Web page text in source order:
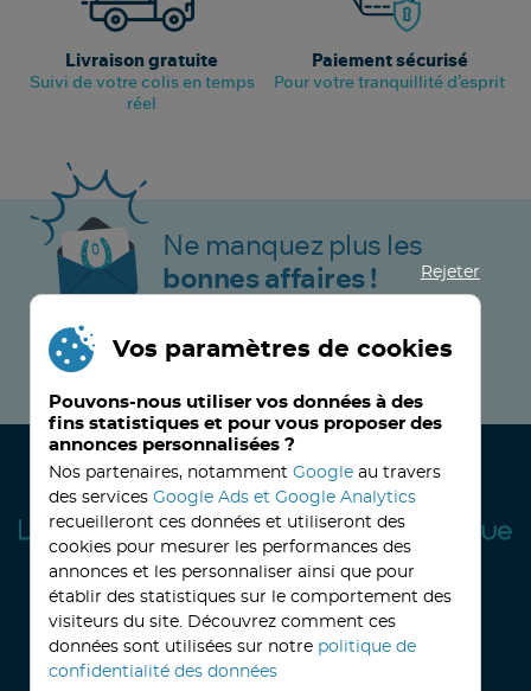
Livraison gratuite
Suivi de votre colis en temps
réel
Paiement sécurisé
Pour votre tranquillité d’esprit
Ne manquez plus les
bonnes affaires !
JE M’INSCRIS MAINTENANT !
32, avenue Haussmann33390 BLAYE
Lundi14h-18hMardi à vendredi8h30-12h00 - 14h-18h
Le Samedi9h30 - 12h30
Rejeter
Vos paramètres de cookies
Pouvons-nous utiliser vos données à des
fins statistiques et pour vous proposer des
annonces personnalisées ?
Nos partenaires, notamment Google au travers
des services Google Ads et Google Analytics
recueilleront ces données et utiliseront des
cookies pour mesurer les performances des
annonces et les personnaliser ainsi que pour
établir des statistiques sur le comportement des
visiteurs du site. Découvrez comment ces
données sont utilisées sur notre politique de
confidentialité des données